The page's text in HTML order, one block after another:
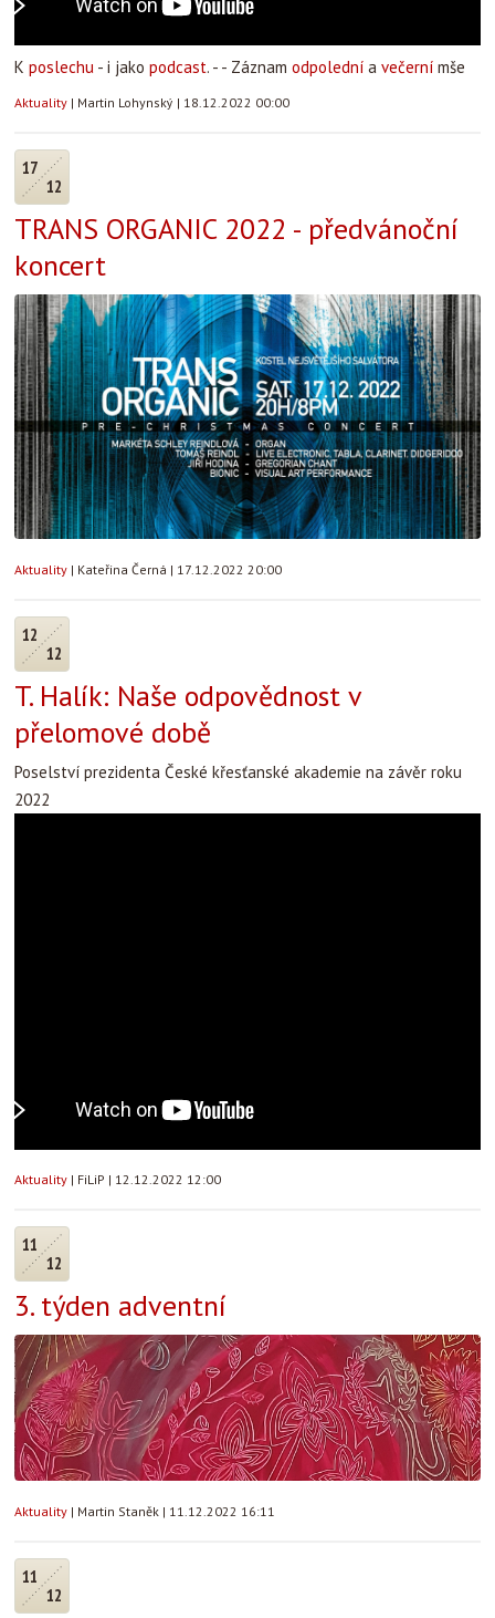
K poslechu - i jako podcast. - - Záznam odpolední a večerní mše
Aktuality | Martin Lohynský | 18.12.2022 00:00
17
12
TRANS ORGANIC 2022 - předvánoční
koncert
Aktuality | Kateřina Černá | 17.12.2022 20:00
12
12
T. Halík: Naše odpovědnost v
přelomové době
Poselství prezidenta České křesťanské akademie na závěr roku
2022
Aktuality | FiLiP | 12.12.2022 12:00
11
12
3. týden adventní
Aktuality | Martin Staněk | 11.12.2022 16:11
11
12